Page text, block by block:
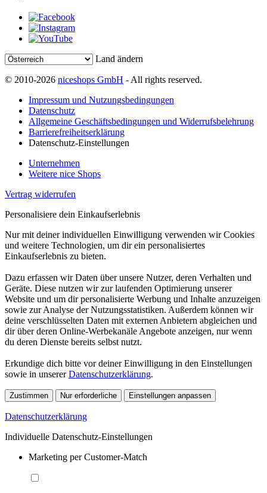
Land ändern
© 2010-2026 niceshops GmbH - All rights reserved.
Impressum und Nutzungsbedingungen
Datenschutz
Allgemeine Geschäftsbedingungen und Widerrufsbelehrung
Barrierefreiheitserklärung
Datenschutz-Einstellungen
Unternehmen
Weitere nice Shops
Vertrag widerrufen
Personalisiere dein Einkaufserlebnis
Nur mit deiner individuellen Einwilligung verwenden wir Cookies
und weitere Technologien, um dir ein personalisiertes
Einkaufserlebnis zu bieten.
Dazu erfassen wir Daten über unsere Nutzer, deren Verhalten und
Geräte. Diese nutzen wir zur laufenden Optimierung unserer
Website und um dir personalisierte Werbung und Inhalte anzuzeigen
sowie zur Analyse der Nutzungsstatistiken. Außerdem können wir
deine verschlüsselten Daten mit externen Anbietern abgleichen und
dir über deren Online-Werbekanäle Angebote anzeigen, nur wenn
du deren Dienste bereits selbst nutzt.
Erkundige dich bitte vor deiner Einwilligung in den Einstellungen
sowie in unsererDatenschutzerklärung.
Zustimmen Nur erforderliche Einstellungen anpassen
Datenschutzerklärung
Individuelle Datenschutz-Einstellungen
Marketing per Customer-Match